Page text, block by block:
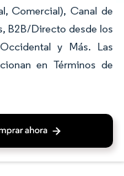
Comercial), Canal de
B2B/Directo desde los
y Más. Las
en Términos de